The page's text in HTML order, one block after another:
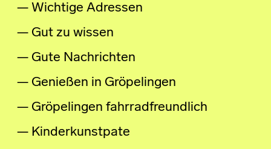
Wichtige Adressen
Gut zu wissen
Gute Nachrichten
Genießen in Gröpelingen
Gröpelingen fahrradfreundlich
Kinderkunstpate